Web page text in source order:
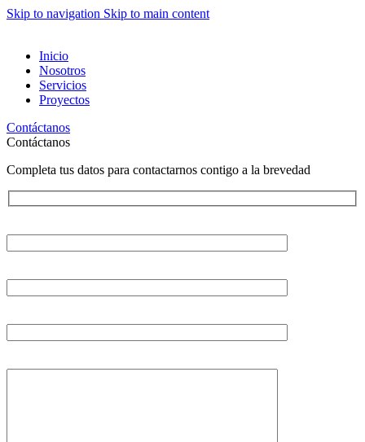
Skip to navigation Skip to main content
Inicio
Nosotros
Servicios
Proyectos
Contáctanos
Contáctanos
Completa tus datos para contactarnos contigo a la brevedad